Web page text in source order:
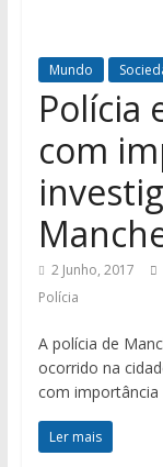
Mundo
Polícia
com
2 Junho, 2017
Polícia
A polícia de
ocorrido na
com importância
Ler mais